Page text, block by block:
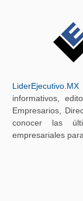
LiderEjecutivo.MX
informativos,
Empresarios,
conocer las
empresariales